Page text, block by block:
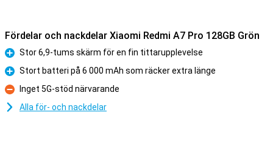
Fördelar och nackdelar Xiaomi Redmi A7 Pro 128GB Grön
Fördelar
Stor 6,9-tums skärm för en fin tittarupplevelse
Fördelar
Stort batteri på 6 000 mAh som räcker extra länge
Nackdelar
Inget 5G-stöd närvarande
Alla för- och nackdelar